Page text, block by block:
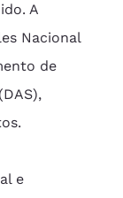
A
Nacional
de
e